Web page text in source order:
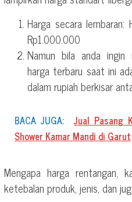
Harga secara
Rp1.000.000
Namun bila anda ingin
harga terbaru saat ini
dalam rupiah berkisar
BACA JUGA:
Jual Pasang
Shower Kamar Mandi di Garut
Mengapa harga rentangan,
ketebalan produk, jenis, dan